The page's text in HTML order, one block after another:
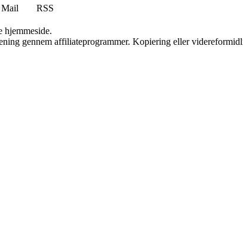
Mail
RSS
hjemmeside.
gennem affiliateprogrammer. Kopiering eller